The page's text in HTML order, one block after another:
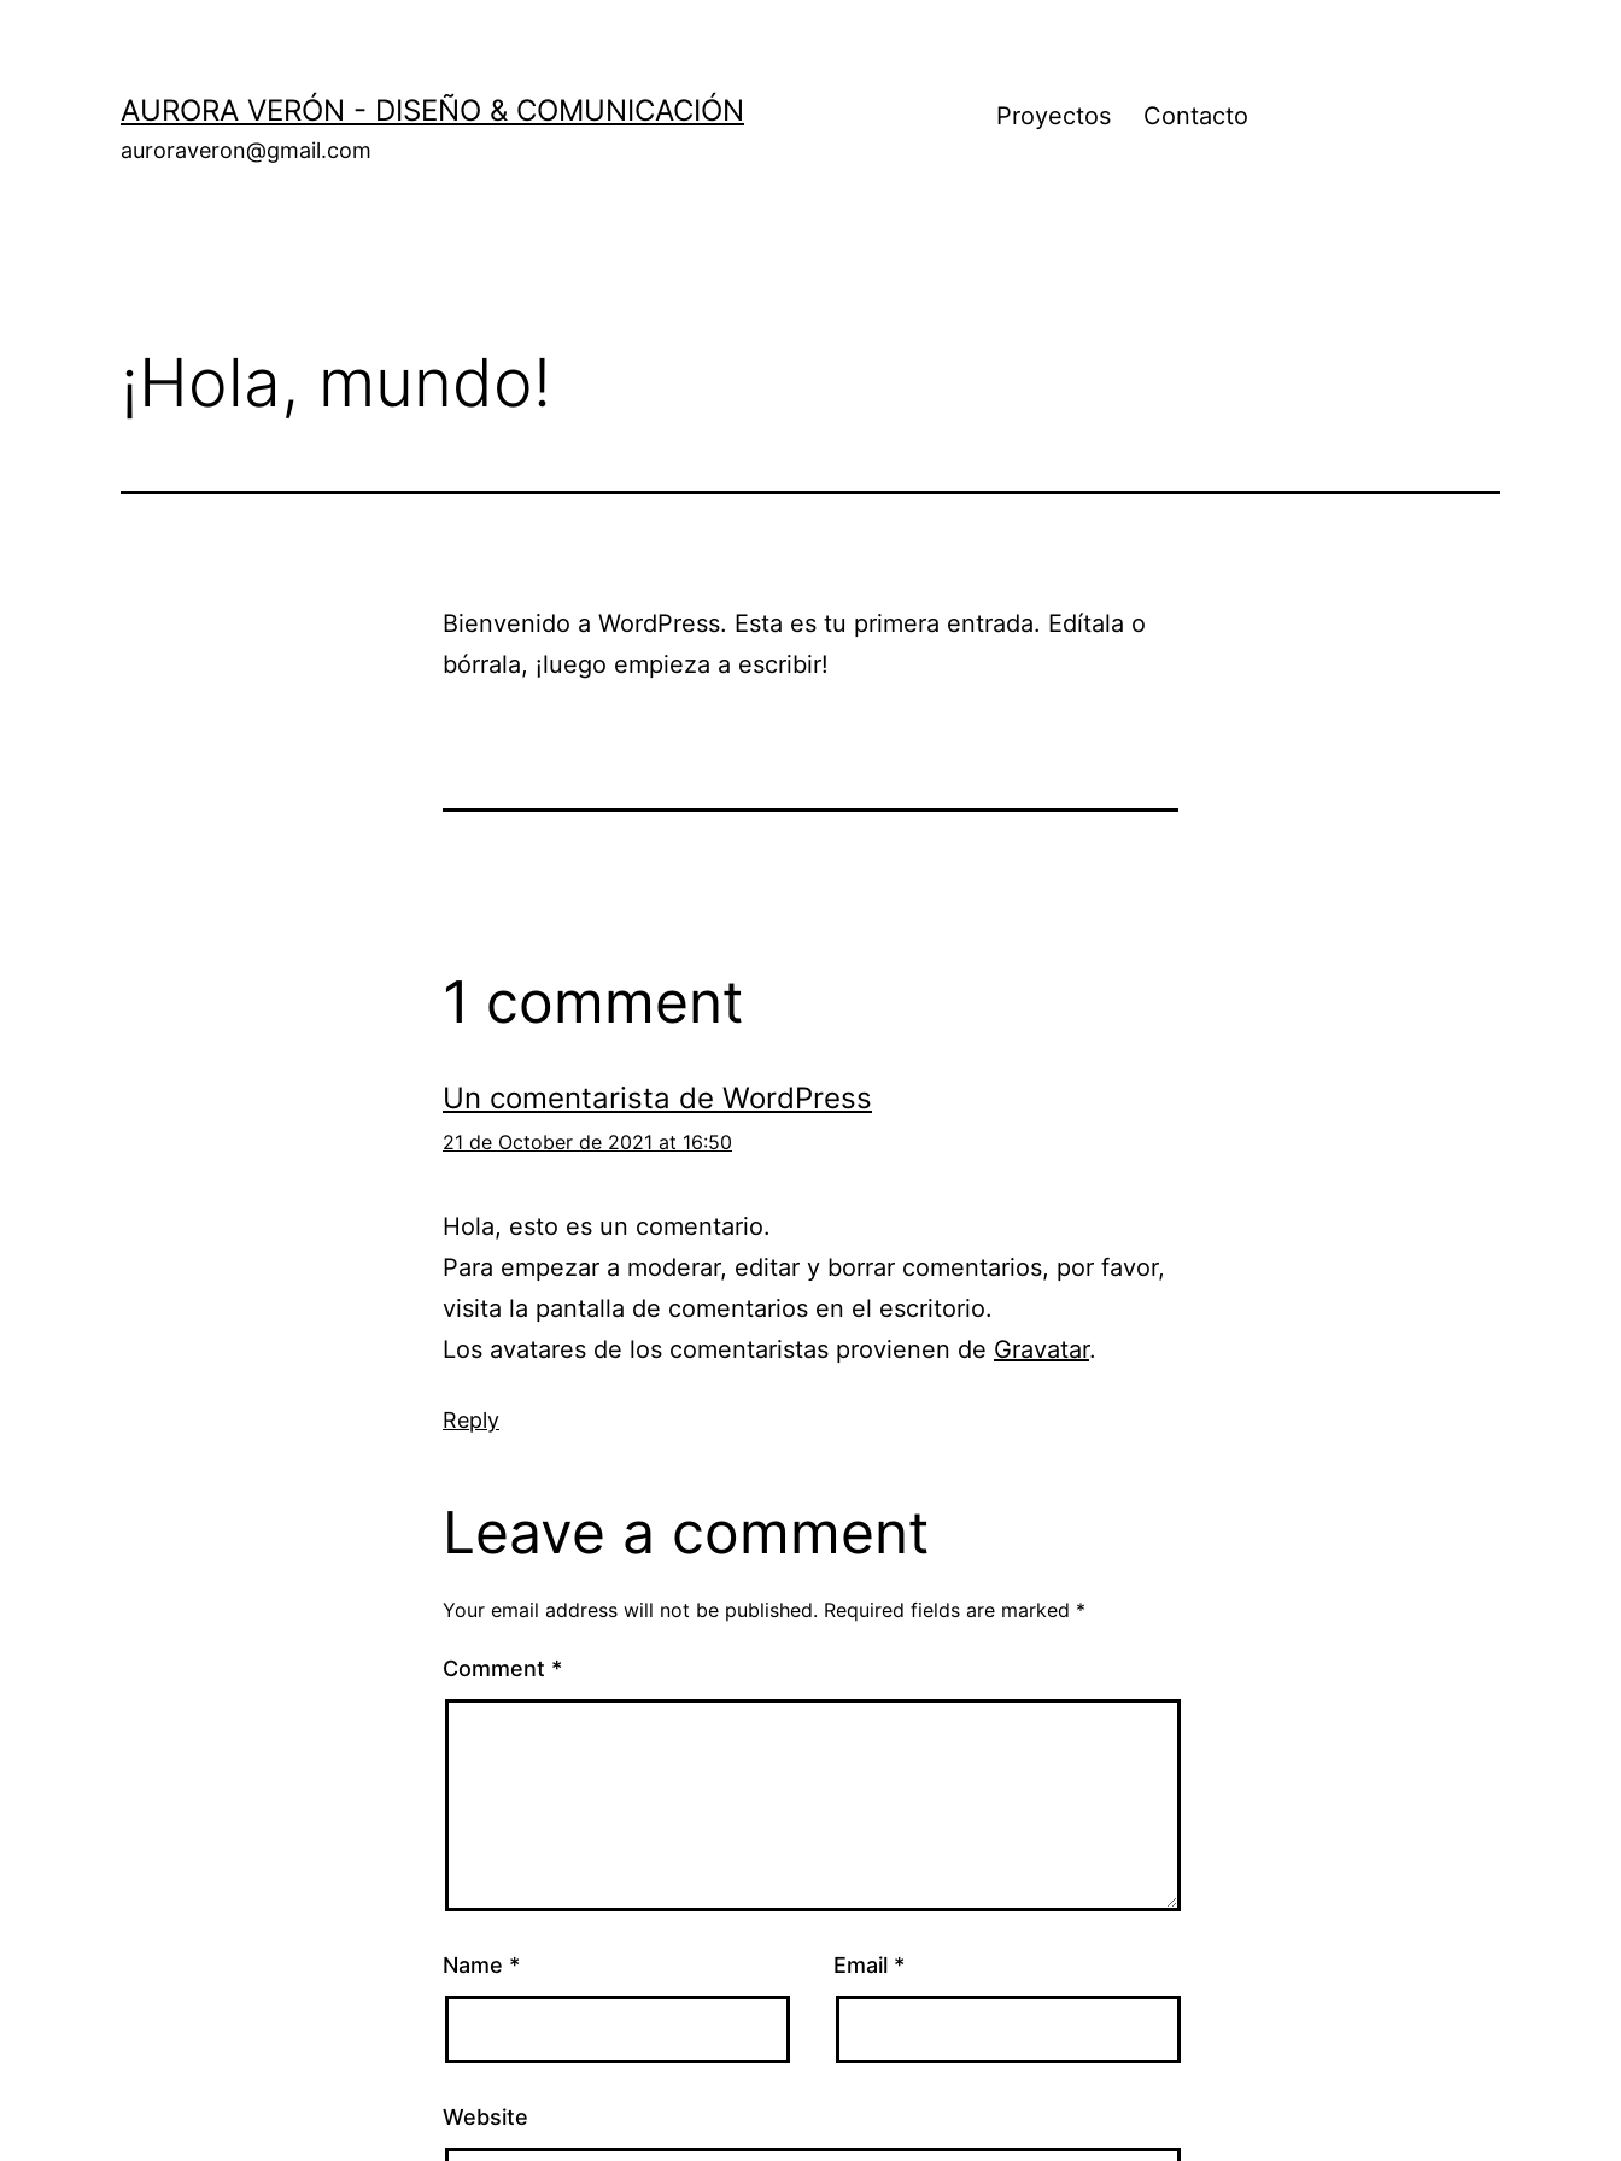
AURORA VERÓN - DISEÑO & COMUNICACIÓN
auroraveron@gmail.com
Proyectos Contacto
¡Hola, mundo!
Bienvenido a WordPress. Esta es tu primera entrada. Edítala o
bórrala, ¡luego empieza a escribir!
1 comment
Un comentarista de WordPress
21 de October de 2021 at 16:50
Hola, esto es un comentario.
Para empezar a moderar, editar y borrar comentarios, por favor,
visita la pantalla de comentarios en el escritorio.
Los avatares de los comentaristas provienen de Gravatar.
Reply
Leave a comment
Your email address will not be published. Required fields are marked *
Comment *
Name * Email *
Website